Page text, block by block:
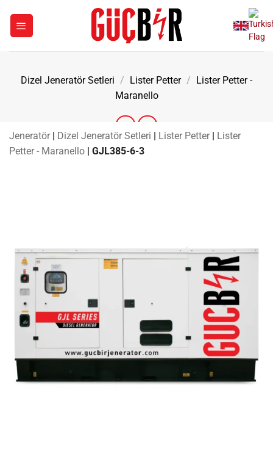
Dizel Jeneratör Setleri / Lister Petter / Lister Petter -
Maranello
Jeneratör | Dizel Jeneratör Setleri | Lister Petter | Lister
Petter - Maranello | GJL385-6-3